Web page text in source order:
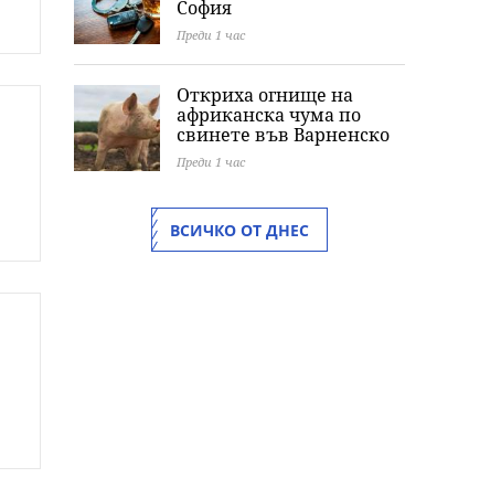
София
Преди 1 час
Откриха огнище на
африканска чума по
свинете във Варненско
Преди 1 час
ВСИЧКО ОТ ДНЕС